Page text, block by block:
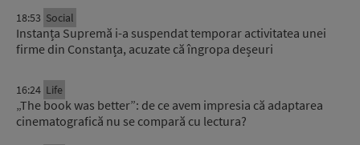
18:53 Social
Instanța Supremă i-a suspendat temporar activitatea unei
firme din Constanța, acuzate că îngropa deșeuri
16:24 Life
„The book was better”: de ce avem impresia că adaptarea
cinematografică nu se compară cu lectura?